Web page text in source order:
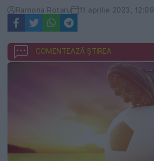
Ramona Rotaru 11 aprilie 2023, 12:09
COMENTEAZĂ ȘTIREA